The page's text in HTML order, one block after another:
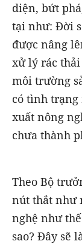
diện, bứt
tại như: Đời
được nâng
xử lý rác thải
môi trường
có tình trạng
xuất nông
chưa thành
Theo Bộ
nút thắt như
nghệ như
sao? Đây sẽ